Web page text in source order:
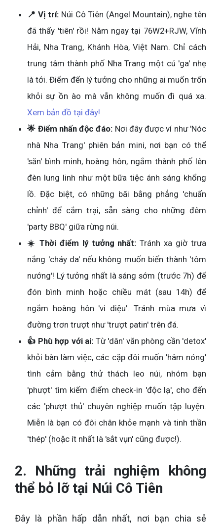
📍 Vị trí: Núi Cô Tiên (Angel Mountain), nghe tên
đã thấy 'tiên' rồi! Nằm ngay tại 76W2+RJW, Vĩnh
Hải, Nha Trang, Khánh Hòa, Việt Nam. Chỉ cách
trung tâm thành phố Nha Trang một cú 'ga' nhẹ
là tới. Điểm đến lý tưởng cho những ai muốn trốn
khỏi sự ồn ào mà vẫn không muốn đi quá xa.
Xem bản đồ tại đây!
🌟 Điểm nhấn độc đáo: Nơi đây được ví như 'Nóc
nhà Nha Trang' phiên bản mini, nơi bạn có thể
'săn' bình minh, hoàng hôn, ngắm thành phố lên
đèn lung linh như một bữa tiệc ánh sáng khổng
lồ. Đặc biệt, có những bãi bằng phẳng 'chuẩn
chỉnh' để cắm trại, sẵn sàng cho những đêm
'party BBQ' giữa rừng núi.
☀️ Thời điểm lý tưởng nhất: Tránh xa giờ trưa
nắng 'cháy da' nếu không muốn biến thành 'tôm
nướng'! Lý tưởng nhất là sáng sớm (trước 7h) để
đón bình minh hoặc chiều mát (sau 14h) để
ngắm hoàng hôn 'vi diệu'. Tránh mùa mưa vì
đường trơn trượt như 'trượt patin' trên đá.
👍 Phù hợp với ai: Từ 'dân' văn phòng cần 'detox'
khỏi bàn làm việc, các cặp đôi muốn 'hâm nóng'
tình cảm bằng thử thách leo núi, nhóm bạn
'phượt' tìm kiếm điểm check-in 'độc lạ', cho đến
các 'phượt thủ' chuyên nghiệp muốn tập luyện.
Miễn là bạn có đôi chân khỏe mạnh và tinh thần
'thép' (hoặc ít nhất là 'sắt vụn' cũng được!).
2. Những trải nghiệm không
thể bỏ lỡ tại Núi Cô Tiên
Đây là phần hấp dẫn nhất, nơi bạn chia sẻ